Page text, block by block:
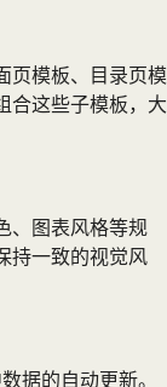
页模板、目录页模
合这些子模板，大
、图表风格等规
持一致的视觉风
据的自动更新。